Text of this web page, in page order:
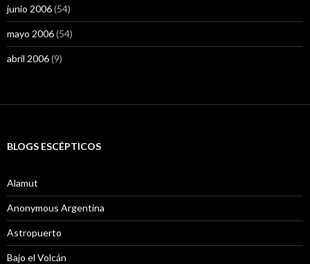
junio 2006(54)
mayo 2006(54)
abril 2006(9)
BLOGS ESCÉPTICOS
Alamut
Anonymous Argentina
Astropuerto
Bajo el Volcán